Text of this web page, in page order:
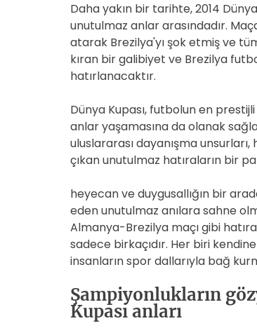
Daha yakın bir tarihte, 2014
unutulmaz anlar arasındadır.
atarak Brezilya'yı şok etmiş ve
kıran bir galibiyet ve Brezilya
hatırlanacaktır.
Dünya Kupası, futbolun en
anlar yaşamasına da olanak
uluslararası dayanışma
çıkan unutulmaz hatıraların bir
heyecan ve duygusallığın bir
eden unutulmaz anılara sahne
Almanya-Brezilya maçı gibi
sadece birkaçıdır. Her biri
insanların spor dallarıyla bağ
Şampiyonlukların
Kupası anları